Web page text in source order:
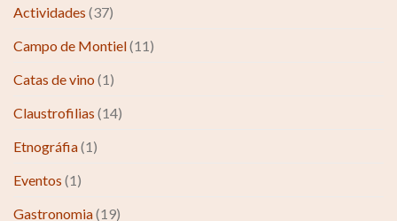
Actividades (37)
Campo de Montiel(11)
Catas de vino (1)
Claustrofilias (14)
Etnográfia(1)
Eventos (1)
Gastronomia(19)